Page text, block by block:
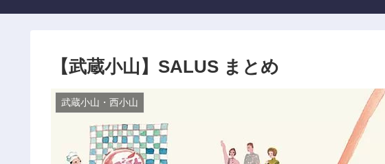
【武蔵小山】SALUS まとめ
武蔵小山・西小山